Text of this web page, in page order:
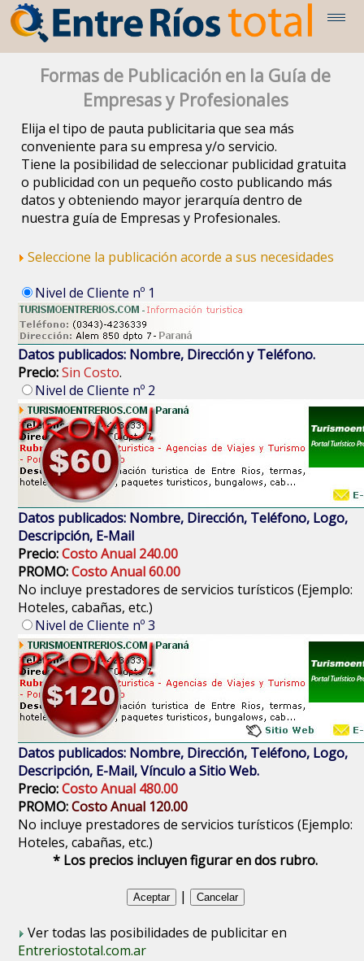
Formas de Publicación en la Guía de
Empresas y Profesionales
Elija el tipo de pauta publicitaria que sea más
conveniente para su empresa y/o servicio.
Tiene la posibilidad de seleccionar publicidad gratuita
o publicidad con un pequeño costo publicando más
datos y obteniendo mayor jerarquía dentro de
nuestra guía de Empresas y Profesionales.
Seleccione la publicación acorde a sus necesidades
Nivel de Cliente nº 1
Datos publicados: Nombre, Dirección y Teléfono.
Precio:Sin Costo.
Nivel de Cliente nº 2
Datos publicados: Nombre, Dirección, Teléfono, Logo,
Descripción, E-Mail
Precio:Costo Anual 240.00
PROMO:Costo Anual 60.00
No incluye prestadores de servicios turísticos (Ejemplo:
Hoteles, cabañas, etc.)
Nivel de Cliente nº 3
Datos publicados: Nombre, Dirección, Teléfono, Logo,
Descripción, E-Mail, Vínculo a Sitio Web.
Precio:Costo Anual 480.00
PROMO:Costo Anual 120.00
No incluye prestadores de servicios turísticos (Ejemplo:
Hoteles, cabañas, etc.)
* Los precios incluyen figurar en dos rubro.
|
Ver todas las posibilidades de publicitar en
Entreriostotal.com.ar